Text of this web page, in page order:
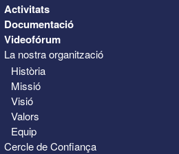
Activitats
Documentació
Videofórum
La nostra organització
Història
Missió
Visió
Valors
Equip
Cercle de Confiança